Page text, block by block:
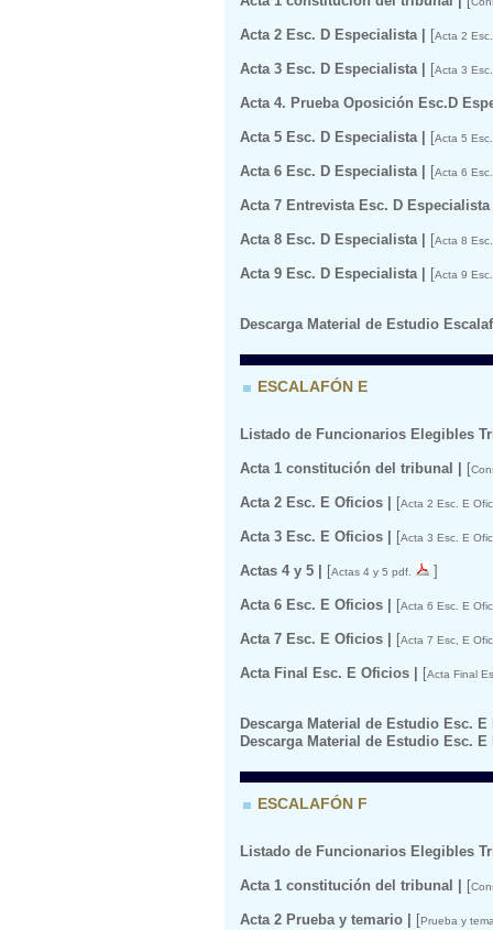
Acta 2 Esc. D Especialista | [Acta 2
Acta 3 Esc. D Especialista | [Acta 3
Acta 4. Prueba Oposición Esc.D
Acta 5 Esc. D Especialista | [Acta 5
Acta 6 Esc. D Especialista | [Acta 6
Acta 7 Entrevista Esc. D Especialista
Acta 8 Esc. D Especialista | [Acta 8
Acta 9 Esc. D Especialista | [Acta 9
Descarga Material de Estudio
ESCALAFÓN E
Listado de Funcionarios Elegibles
Acta 1 constitución del tribunal | [
Acta 2 Esc. E Oficios | [Acta 2 Esc. E
Acta 3 Esc. E Oficios | [Acta 3 Esc. E
Actas 4 y 5 | [Actas 4 y 5 pdf. ]
Acta 6 Esc. E Oficios | [Acta 6 Esc. E
Acta 7 Esc. E Oficios | [Acta 7 Esc, E
Acta Final Esc. E Oficios | [Acta Final
Descarga Material de Estudio Esc. E
Descarga Material de Estudio Esc. E
ESCALAFÓN F
Listado de Funcionarios Elegibles
Acta 1 constitución del tribunal | [
Acta 2 Prueba y temario | [Prueba y